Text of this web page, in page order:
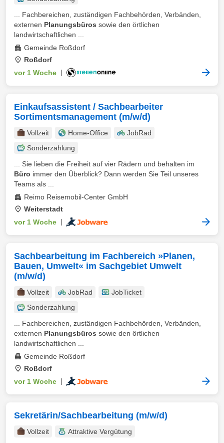
... Fachbereichen, zuständigen Fachbehörden, Verbänden,
externen Planungsbüros sowie den örtlichen
landwirtschaftlichen ...
Gemeinde Roßdorf
Roßdorf
vor 1 Woche
Einkaufsassistent / Sachbearbeiter
Sortimentsmanagement (m/w/d)
Vollzeit Home-Office
JobRad
Sonderzahlung
... Sie lieben die Freiheit auf vier Rädern und behalten im
Büro immer den Überblick? Dann werden Sie Teil unseres
Teams als ...
Reimo Reisemobil-Center GmbH
Weiterstadt
vor 1 Woche
Sachbearbeitung im Fachbereich »Planen,
Bauen, Umwelt« im Sachgebiet Umwelt
(m/w/d)
Vollzeit JobRad
JobTicket
Sonderzahlung
... Fachbereichen, zuständigen Fachbehörden, Verbänden,
externen Planungsbüros sowie den örtlichen
landwirtschaftlichen ...
Gemeinde Roßdorf
Roßdorf
vor 1 Woche
Sekretärin/Sachbearbeitung (m/w/d)
Vollzeit
Attraktive Vergütung